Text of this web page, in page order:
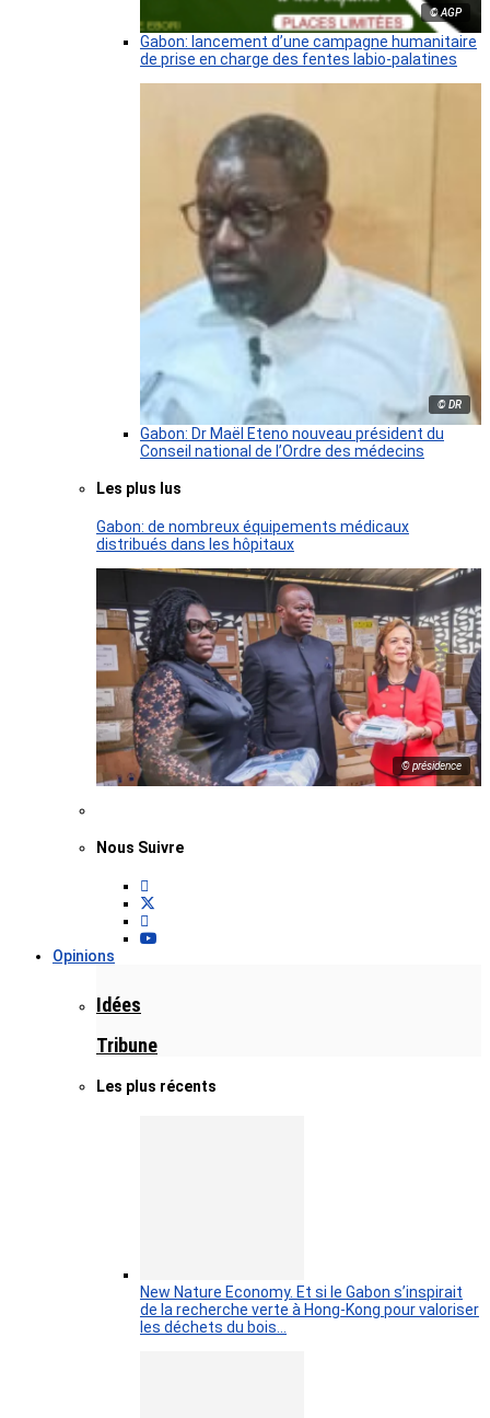
© AGP
Gabon: lancement d’une campagne humanitaire
de prise en charge des fentes labio-palatines
© DR
Gabon: Dr Maël Eteno nouveau président du
Conseil national de l’Ordre des médecins
Les plus lus
Gabon: de nombreux équipements médicaux
distribués dans les hôpitaux
© présidence
Nous Suivre
Opinions
Idées
Tribune
Les plus récents
New Nature Economy. Et si le Gabon s’inspirait
de la recherche verte à Hong-Kong pour valoriser
les déchets du bois…